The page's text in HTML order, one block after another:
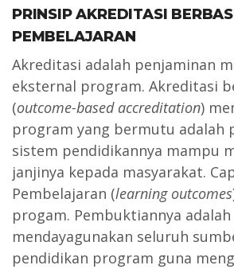
PRINSIP AKREDITASI
PEMBELAJARAN
Akreditasi adalah penjaminan
eksternal program. Akreditasi
(outcome-based accreditation)
program yang bermutu adalah
sistem pendidikannya mampu
janjinya kepada masyarakat.
Pembelajaran (learning outcomes
progam. Pembuktiannya
mendayagunakan seluruh
pendidikan program guna